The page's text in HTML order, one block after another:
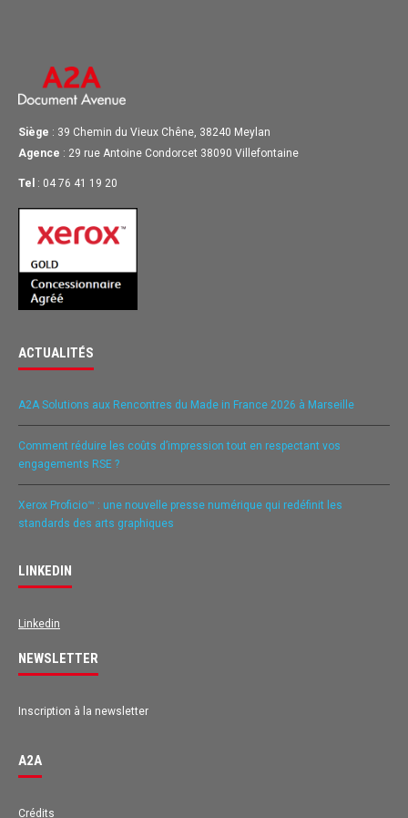
Siège : 39 Chemin du Vieux Chêne, 38240 Meylan
Agence : 29 rue Antoine Condorcet 38090 Villefontaine
Tel : 04 76 41 19 20
ACTUALITÉS
A2A Solutions aux Rencontres du Made in France 2026 à Marseille
Comment réduire les coûts d’impression tout en respectant vos
engagements RSE ?
Xerox Proficio™ : une nouvelle presse numérique qui redéfinit les
standards des arts graphiques
LINKEDIN
Linkedin
NEWSLETTER
Inscription à la newsletter
A2A
Crédits